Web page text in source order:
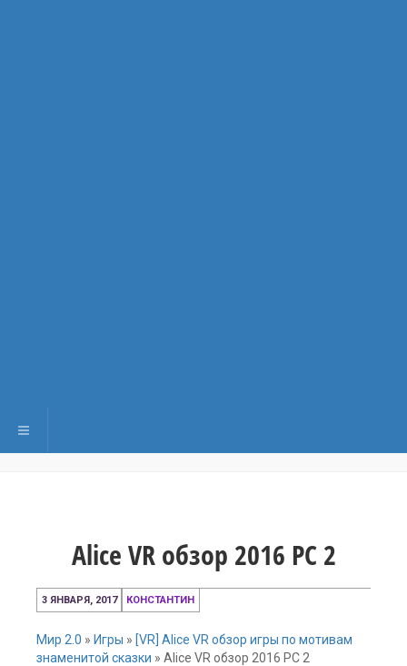
Переключить навигацию
Alice VR обзор 2016 PC 2
3 ЯНВАРЯ, 2017
3
января,
КОНСТАНТИН
Мир 2.0 » Игры » [VR] Alice VR обзор игры по мотивам
знаменитой сказки » Alice VR обзор 2016 PC 2